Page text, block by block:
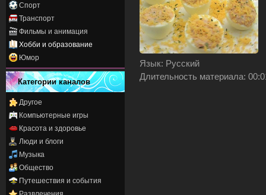
Спорт
Транспорт
Фильмы и анимация
Хобби и образование
Юмор
Категории каналов
Другое
Компьютерные игры
Красота и здоровье
Люди и блоги
Музыка
Общество
Путешествия и события
Язык: Русский
Длительность материала: